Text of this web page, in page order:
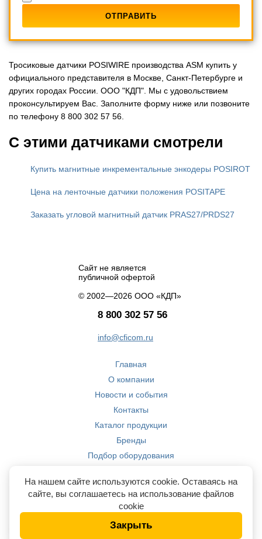
Тросиковые датчики POSIWIRE производства ASM купить у
официального представителя в Москве, Санкт-Петербурге и
других городах России. ООО "КДП". Мы с удовольствием
проконсультируем Вас. Заполните форму ниже или позвоните
по телефону 8 800 302 57 56.
С этими датчиками смотрели
Купить магнитные инкрементальные энкодеры POSIROT
Цена на ленточные датчики положения POSITAPE
Заказать угловой магнитный датчик PRAS27/PRDS27
Сайт не является
публичной офертой
© 2002—2026 ООО «КДП»
8 800 302 57 56
info@cficom.ru
Главная
О компании
Новости и события
Контакты
Каталог продукции
Бренды
Подбор оборудования
Компетенции
На нашем сайте используются cookie. Оставаясь на
сайте, вы соглашаетесь на использование файлов
cookie
Закрыть